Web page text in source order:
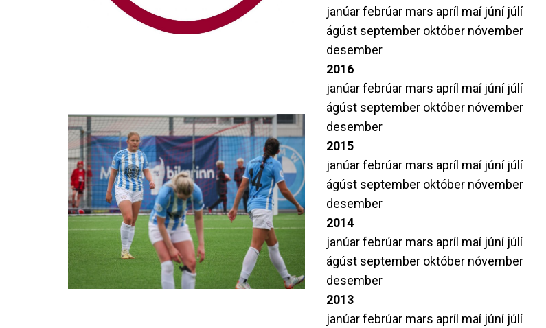
janúarfebrúar mars apríl maí júní júlí
ágúst september október nóvember
desember
2016
janúarfebrúar mars apríl maí júní júlí
ágúst september október nóvember
desember
2015
janúarfebrúar mars apríl maí júní júlí
ágúst september október nóvember
desember
2014
janúarfebrúar mars apríl maí júní júlí
ágúst september október nóvember
desember
2013
janúarfebrúar mars apríl maí júní júlí